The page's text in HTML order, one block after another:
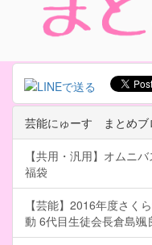
芸能にゅーす まとめブ
【共用・汎用】オムニ
福袋
【芸能】2016年度さく
動 6代目生徒会長倉島颯